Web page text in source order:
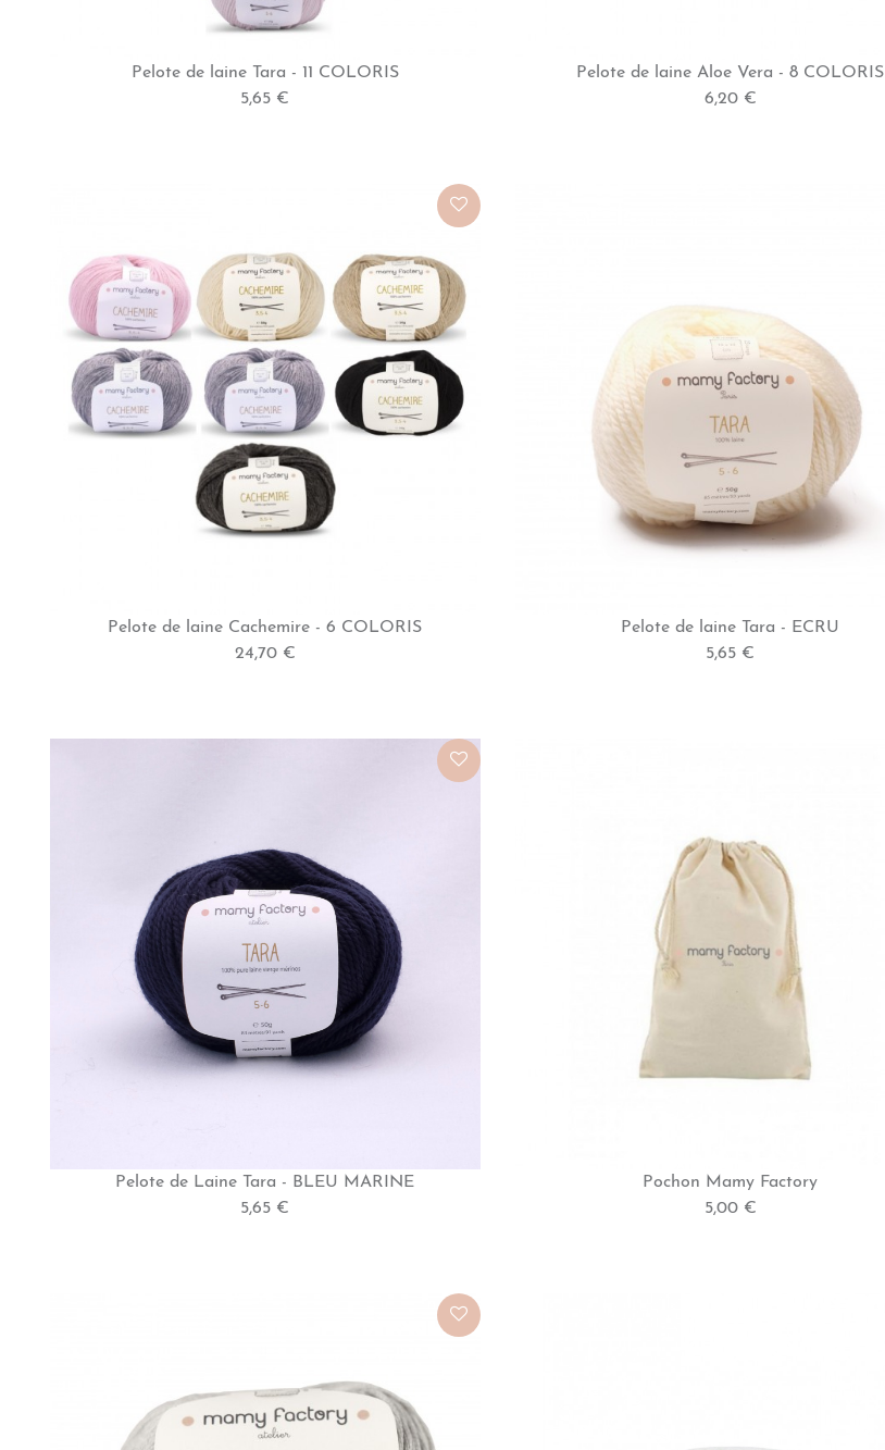
Pelote de laine Tara - 11 COLORIS
5,65 €
Pelote de laine Aloe Vera - 8 COLORIS
6,20 €
Pelote de laine Cachemire - 6 COLORIS
24,70 €
Pelote de laine Tara - ECRU
5,65 €
Pelote de Laine Tara - BLEU MARINE
5,65 €
Pochon Mamy Factory
5,00 €